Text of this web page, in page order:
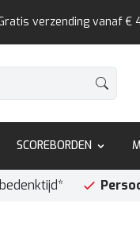
verzending vanaf €
SCOREBORDEN